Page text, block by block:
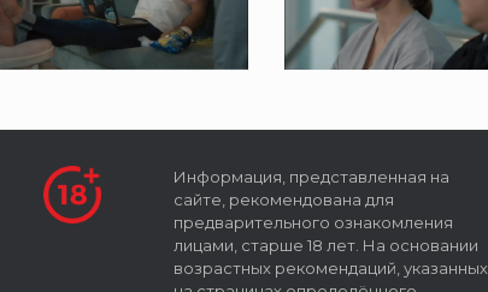
Информация, представленная на
сайте, рекомендована для
предварительного ознакомления
лицами, старше 18 лет. На основании
возрастных рекомендаций, указанных